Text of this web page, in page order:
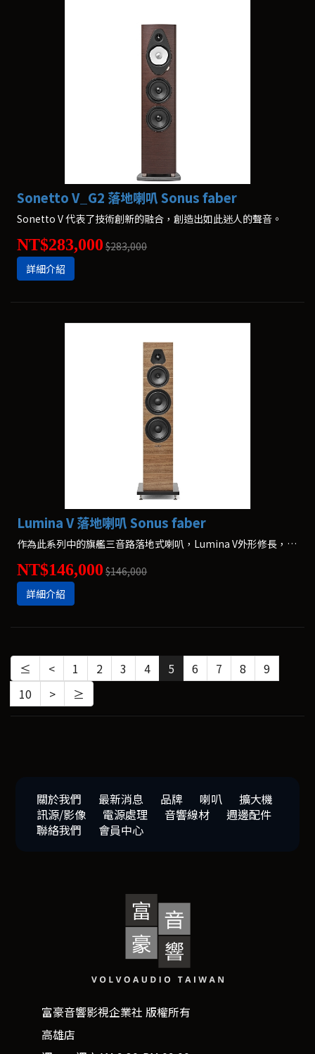
Sonetto V_G2 落地喇叭 Sonus faber
Sonetto V 代表了技術創新的融合，創造出如此迷人的聲音。
NT$283,000 $283,000
詳細介紹
Lumina V 落地喇叭 Sonus faber
作為此系列中的旗艦三音路落地式喇叭，Lumina V外形修長，具有高功率處理技術及快速的瞬變電流響應，可以發出自然、廣闊且情感充沛的聲音，提供沉浸式的聆聽體驗。Lumina V擁有充分的全新電子聲解決方法。
NT$146,000 $146,000
詳細介紹
≤ < 1 2 3 4 5 6 7 8
9
10
> ≥
關於我們 最新消息 品牌 喇叭
擴大機
訊源/影像
電源處理 音響線材
週邊配件
聯絡我們
會員中心
富豪音響影視企業社 版權所有
高雄店